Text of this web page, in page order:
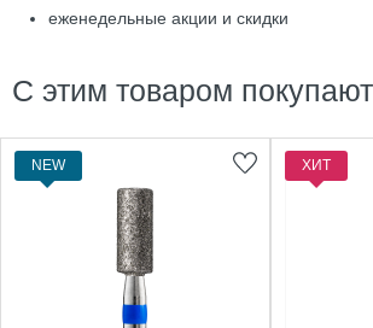
еженедельные акции и скидки
С этим товаром покупают
NEW ХИТ